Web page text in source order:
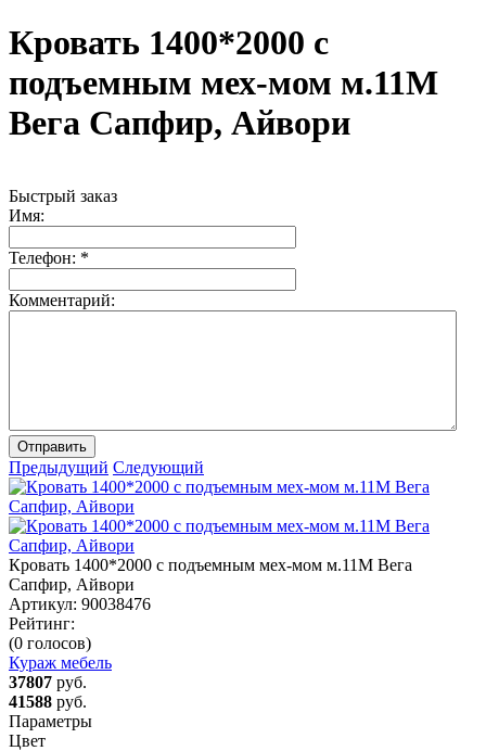
Кровать 1400*2000 с
подъемным мех-мом м.11М
Вега Сапфир, Айвори
Быстрый заказ
Имя:
Телефон: *
Комментарий:
Отправить
Предыдущий Следующий
Кровать 1400*2000 с подъемным мех-мом м.11М Вега
Сапфир, Айвори
Артикул: 90038476
Рейтинг:
(0 голосов)
Кураж мебель
37807 руб.
41588 руб.
Параметры
Цвет